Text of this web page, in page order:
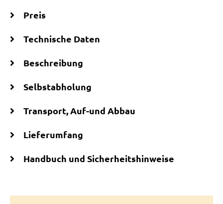
Preis
Technische Daten
Beschreibung
Selbstabholung
Transport, Auf-und Abbau
Lieferumfang
Handbuch und Sicherheitshinweise